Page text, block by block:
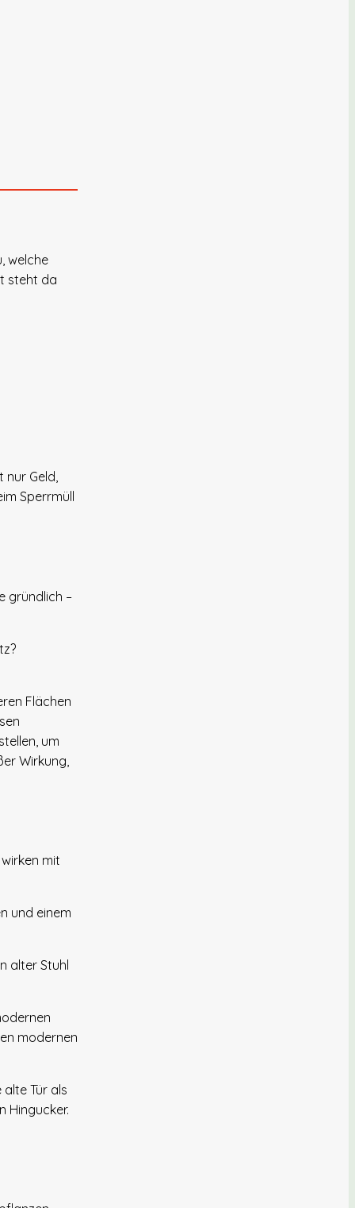
welche
steht da
nur Geld,
Sperrmüll
gründlich –
Flächen
um
Wirkung,
mit
und einem
alter Stuhl
modernen
Tür als
Hingucker.